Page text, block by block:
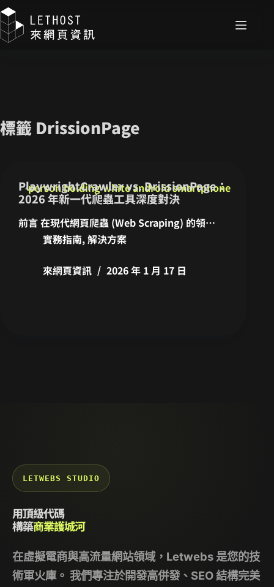
標籤 DrissionPage
PlaywrightCrawler vs. DrissionPage：
2026 年新一代爬蟲工具深度對決
前言 在現代網頁爬蟲 (Web Scraping) 的領…
實務指南,解決方案
來網頁資訊 2026 年 1 月 17 日
LETWEBS STUDIO
用頂級代碼
構築商業護城河
在虛擬電商與高流量網站領域， Letwebs 是您的技
術軍火庫。 我們專注於開發高併發、SEO 結構完美